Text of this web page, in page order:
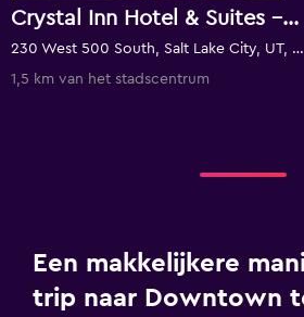
Crystal Inn Hotel & Suites - Salt Lake City
230 West 500 South, Salt Lake City, UT, De Verenigde Staten
1,5 km van het stadscentrum
Een makkelijkere
trip naar Downtown